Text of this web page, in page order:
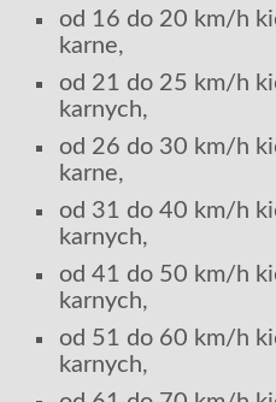
od 16 do 20 km/h
karne,
od 21 do 25 km/h
karnych,
od 26 do 30 km/h
karne,
od 31 do 40 km/h
karnych,
od 41 do 50 km/h
karnych,
od 51 do 60 km/h
karnych,